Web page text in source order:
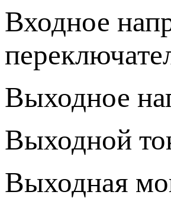
Входное
Выходное
Выходной
Выходная